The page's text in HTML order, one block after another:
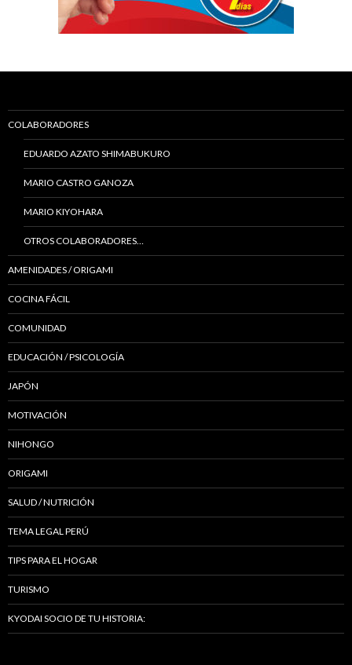
COLABORADORES
EDUARDO AZATO SHIMABUKURO
MARIO CASTRO GANOZA
MARIO KIYOHARA
OTROS COLABORADORES…
AMENIDADES / ORIGAMI
COCINA FÁCIL
COMUNIDAD
EDUCACIÓN / PSICOLOGÍA
JAPÓN
MOTIVACIÓN
NIHONGO
ORIGAMI
SALUD / NUTRICIÓN
TEMA LEGAL PERÚ
TIPS PARA EL HOGAR
TURISMO
KYODAI SOCIO DE TU HISTORIA: